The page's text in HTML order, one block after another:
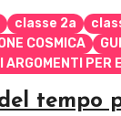
classe 2a
COSMICA
ARGOMENTI PER
tempo